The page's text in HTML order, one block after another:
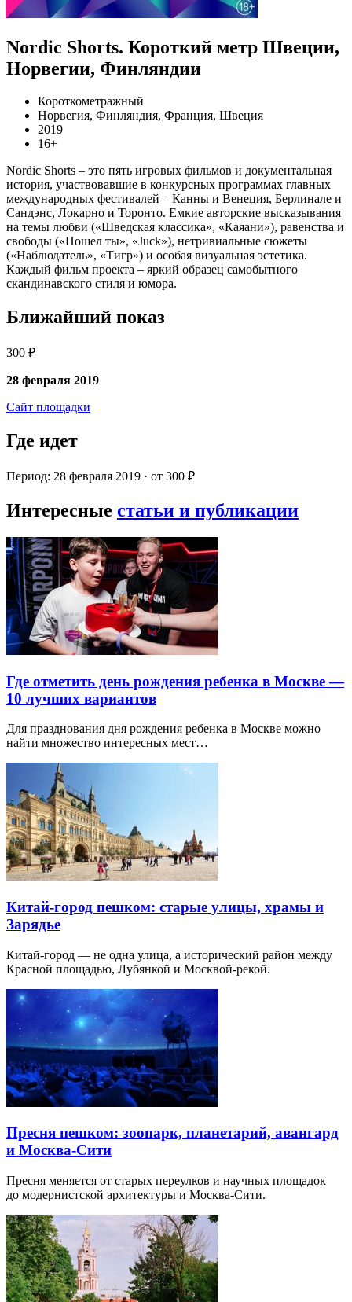
Nordic Shorts. Короткий метр Швеции,
Норвегии, Финляндии
Короткометражный
Норвегия, Финляндия, Франция, Швеция
2019
16+
Nordic Shorts – это пять игровых фильмов и документальная
история, участвовавшие в конкурсных программах главных
международных фестивалей – Канны и Венеция, Берлинале и
Сандэнс, Локарно и Торонто. Емкие авторские высказывания
на темы любви («Шведская классика», «Каяани»), равенства и
свободы («Пошел ты», «Juck»), нетривиальные сюжеты
(«Наблюдатель», «Тигр») и особая визуальная эстетика.
Каждый фильм проекта – яркий образец самобытного
скандинавского стиля и юмора.
Ближайший показ
300 ₽
28 февраля 2019
Сайт площадки
Где идет
Период: 28 февраля 2019 · от 300 ₽
Интересные статьи и публикации
Где отметить день рождения ребенка в Москве —
10 лучших вариантов
Для празднования дня рождения ребенка в Москве можно
найти множество интересных мест…
Китай-город пешком: старые улицы, храмы и
Зарядье
Китай-город — не одна улица, а исторический район между
Красной площадью, Лубянкой и Москвой-рекой.
Пресня пешком: зоопарк, планетарий, авангард
и Москва-Сити
Пресня меняется от старых переулков и научных площадок
до модернистской архитектуры и Москва-Сити.